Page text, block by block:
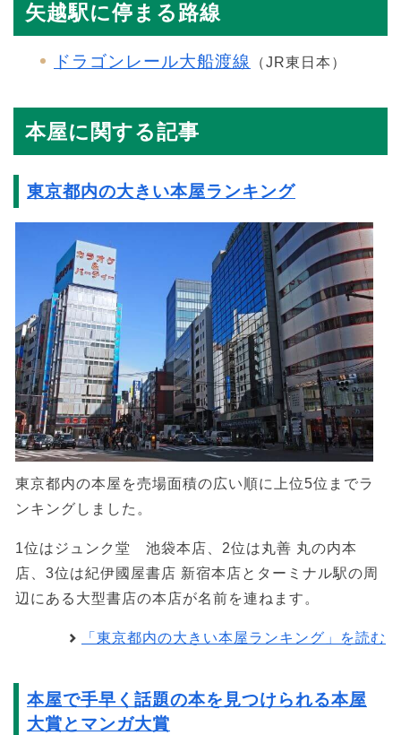
矢越駅に停まる路線
ドラゴンレール大船渡線 （JR東日本）
本屋に関する記事
東京都内の大きい本屋ランキング
東京都内の本屋を売場面積の広い順に上位5位までラ
ンキングしました。
1位はジュンク堂 池袋本店、2位は丸善 丸の内本
店、3位は紀伊國屋書店 新宿本店とターミナル駅の周
辺にある大型書店の本店が名前を連ねます。
「東京都内の大きい本屋ランキング」を読む
本屋で手早く話題の本を見つけられる本屋
大賞とマンガ大賞